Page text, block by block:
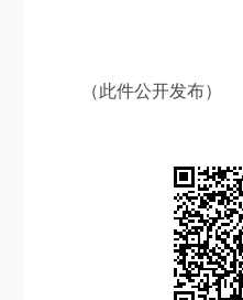
（此件公开发布）